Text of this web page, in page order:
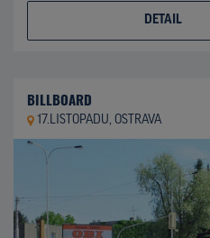
DETAIL
BILLBOARD
17.LISTOPADU, OSTRAVA